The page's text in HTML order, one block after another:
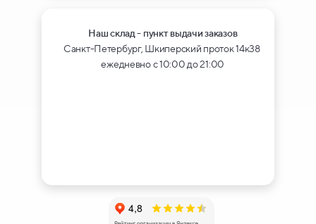
Наш склад - пункт выдачи заказов
Санкт-Петербург, Шкиперский проток 14к38
ежедневно с 10:00 до 21:00